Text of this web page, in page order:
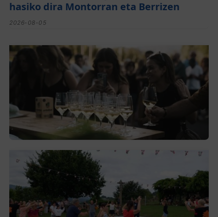
hasiko dira Montorran eta Berrizen
2026-08-05
El festival de Bizkaiko Txakolina ‘Mahasti
Artean’ llega a Durangaldea en
septiembre
2026-08-03
Gerediaga inicia sus fiestas con una cena
y la romería de Ansorregi eta Larrañaga